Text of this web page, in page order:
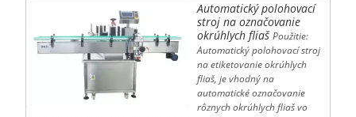
Automatický polohovací
stroj na označovanie
okrúhlych fliaš Použitie:
Automatický polohovací stroj
na etiketovanie okrúhlych
fliaš, je vhodný na
automatické označovanie
rôznych okrúhlych fliaš vo